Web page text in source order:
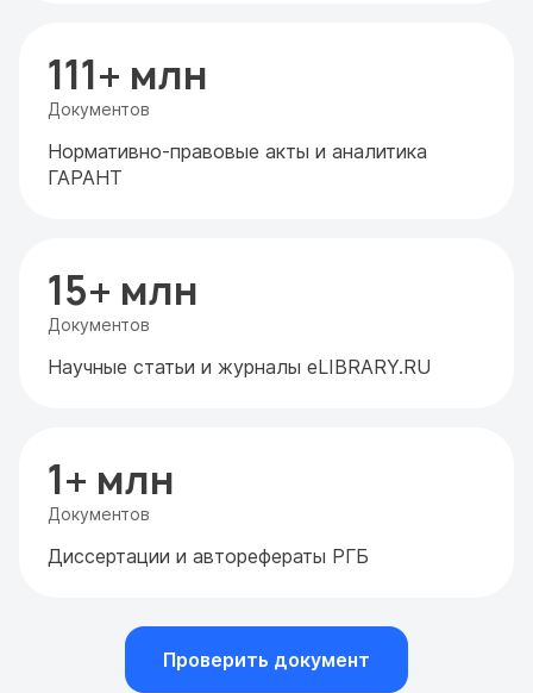
111+ млн
Документов
Нормативно-правовые акты и аналитика
ГАРАНТ
15+ млн
Документов
Научные статьи и журналы eLIBRARY.RU
1+ млн
Документов
Диссертации и авторефераты РГБ
Проверить документ